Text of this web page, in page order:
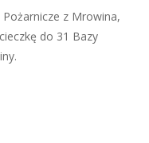
z Mrowina,
do 31 Bazy